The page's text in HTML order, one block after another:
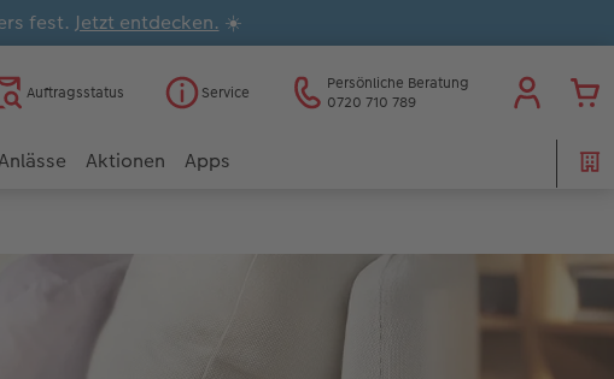
fest. Jetzt entdecken. ☀️
Auftragsstatus Service
Persönliche Beratung
0720 710 789
Aktionen Apps